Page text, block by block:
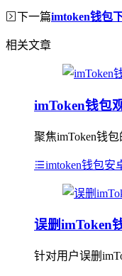
下一篇imtoken钱包
相关文章
imToken钱包
聚焦imToken钱
imtoken钱包安
误删imToken
针对用户误删